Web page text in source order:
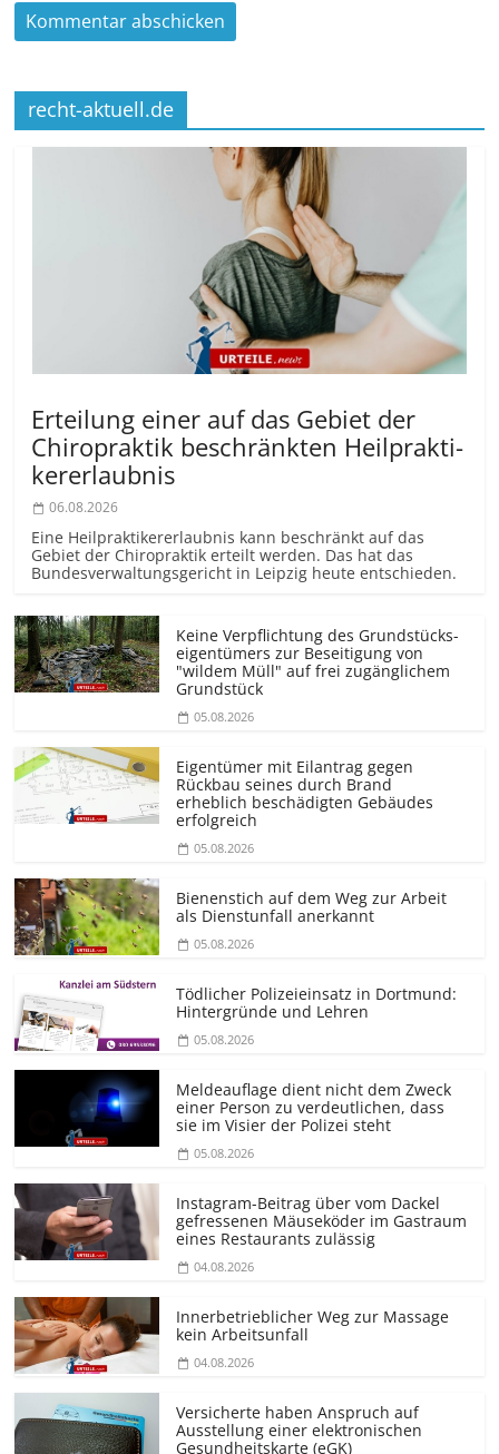
recht-aktuell.de
Erteilung einer auf das Gebiet der
Chiropraktik beschränkten Heilprakti­
kererlaubnis
06.08.2026
Eine Heilprakti­kererlaubnis kann beschränkt auf das
Gebiet der Chiropraktik erteilt werden. Das hat das
Bundesver­waltungsgericht in Leipzig heute entschieden.
Keine Verpflichtung des Grundstücks­
eigentümers zur Beseitigung von
"wildem Müll" auf frei zugänglichem
Grundstück
05.08.2026
Eigentümer mit Eilantrag gegen
Rückbau seines durch Brand
erheblich beschädigten Gebäudes
erfolgreich
05.08.2026
Bienenstich auf dem Weg zur Arbeit
als Dienstunfall anerkannt
05.08.2026
Tödlicher Polizeieinsatz in Dortmund:
Hintergründe und Lehren
05.08.2026
Meldeauflage dient nicht dem Zweck
einer Person zu verdeutlichen, dass
sie im Visier der Polizei steht
05.08.2026
Instagram-Beitrag über vom Dackel
gefressenen Mäuseköder im Gastraum
eines Restaurants zulässig
04.08.2026
Innerbetrieblicher Weg zur Massage
kein Arbeitsunfall
04.08.2026
Versicherte haben Anspruch auf
Ausstellung einer elektronischen
Gesundheitskarte (eGK)